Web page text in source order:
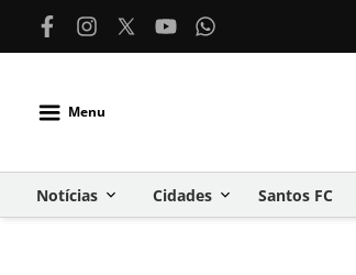
Menu
Notícias Cidades Santos FC